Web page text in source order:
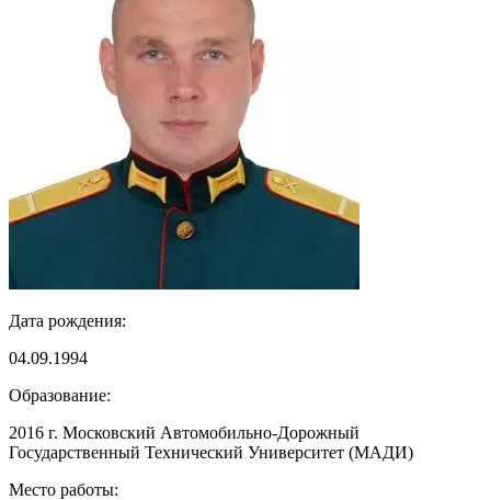
Дата рождения:
04.09.1994
Образование:
2016 г. Московский Автомобильно-Дорожный
Государственный Технический Университет (МАДИ)
Место работы: